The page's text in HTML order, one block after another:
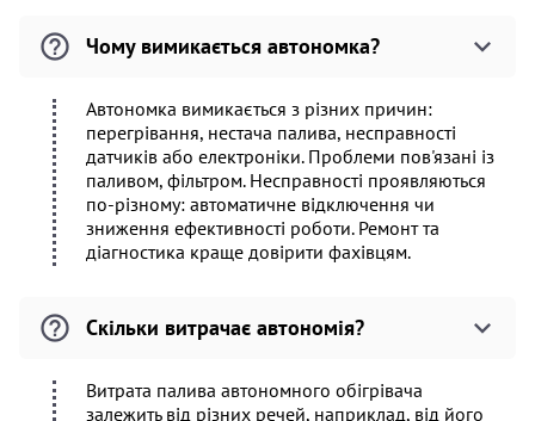
Чому вимикається автономка?
Автономка вимикається з різних причин:
перегрівання, нестача палива, несправності
датчиків або електроніки. Проблеми пов'язані із
паливом, фільтром. Несправності проявляються
по-різному: автоматичне відключення чи
зниження ефективності роботи. Ремонт та
діагностика краще довірити фахівцям.
Скільки витрачає автономія?
Витрата палива автономного обігрівача
залежить від різних речей, наприклад, від його